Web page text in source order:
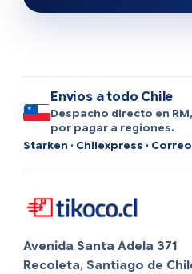
Envíos a todo Chile
Despacho directo en
por pagar a regiones.
Starken · Chilexpress ·
Avenida Santa Adela 371
Recoleta, Santiago de